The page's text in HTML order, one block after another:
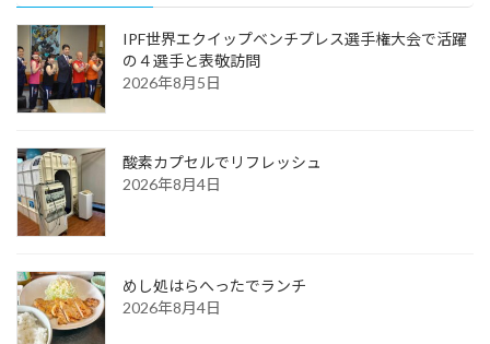
IPF世界エクイップベンチプレス選手権大会で活躍
の４選手と表敬訪問
2026年8月5日
酸素カプセルでリフレッシュ
2026年8月4日
めし処はらへったでランチ
2026年8月4日